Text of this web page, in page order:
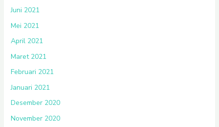
Juni 2021
Mei 2021
April 2021
Maret 2021
Februari 2021
Januari 2021
Desember 2020
November 2020